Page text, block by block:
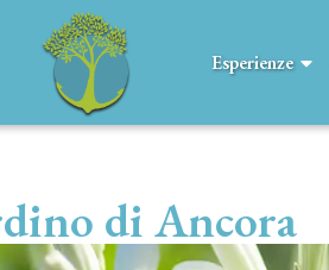
Esperienze
di Ancora